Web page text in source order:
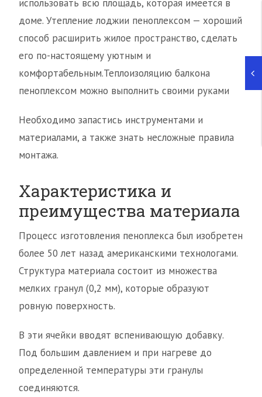
использовать всю площадь, которая имеется в
доме. Утепление лоджии пеноплексом — хороший
способ расширить жилое пространство, сделать
его по-настоящему уютным и
комфортабельным.Теплоизоляцию балкона
пеноплексом можно выполнить своими руками
Необходимо запастись инструментами и
материалами, а также знать несложные правила
монтажа.
Характеристика и
преимущества материала
Процесс изготовления пеноплекса был изобретен
более 50 лет назад американскими технологами.
Структура материала состоит из множества
мелких гранул (0,2 мм), которые образуют
ровную поверхность.
В эти ячейки вводят вспенивающую добавку.
Под большим давлением и при нагреве до
определенной температуры эти гранулы
соединяются.